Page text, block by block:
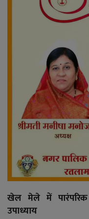
खेल मेले में
उपाध्याय